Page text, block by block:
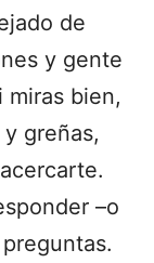
de
y gente
miras bien,
greñas,
–o